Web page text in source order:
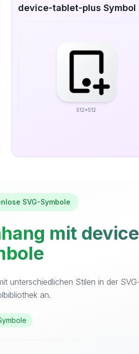
device-tablet-plus Symbol
512x512
SVG-Symbole
mit
unterschiedlichen Stilen in der
an.